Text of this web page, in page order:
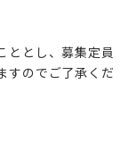
ととし、募集定員
すのでご了承くだ